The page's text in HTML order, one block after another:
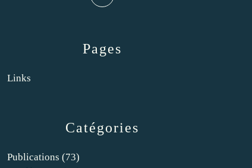
Catégories
Publications (73)
Pages
Links